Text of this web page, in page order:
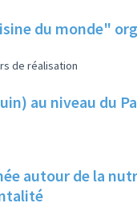
du monde"
de réalisation
au niveau du
autour de la